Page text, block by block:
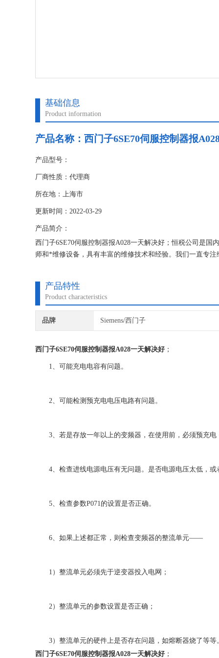
基础信息
Product information
产品名称： 西门子6SE70伺服控制器报
产品型号：
厂商性质：代理商
所在地：上海市
更新时间：2022-03-29
产品简介：
西门子6SE70伺服控制器报A028一天解决好；恒税公司是
师和*维修设备，具有丰富的维修技术和经验。我们一直专
产品特性
Product characteristics
品牌 Siemens/西门子
西门子6SE70伺服控制器报A028一天解决好 ；
1、可能充电电容有问题。
2、可能检测预充电电压电路有问题。
3、若是存放一年以上的变频器，在使用前，必须预充电
4、检查进线电源电压有无问题。是否电源电压太低，或
5、检查参数P071的设置是否正确。
6、如果上述都正常，则检查变频器的整流单元——
1）整流单元必须先于逆变器投入电网；
2）整流单元的参数设置是否正确；
3）整流单元的硬件上是否存在问题，如熔断器烧了等等
西门子6SE70伺服控制器报A028一天解决好 ；